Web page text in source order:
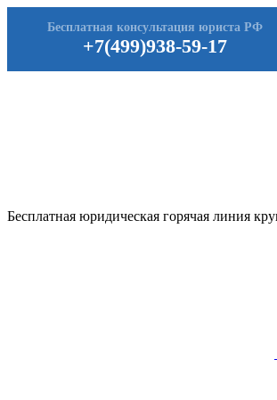
+7(499)938-59-17
Бесплатная консультация юриста РФ
Бесплатная юридическая горячая линия